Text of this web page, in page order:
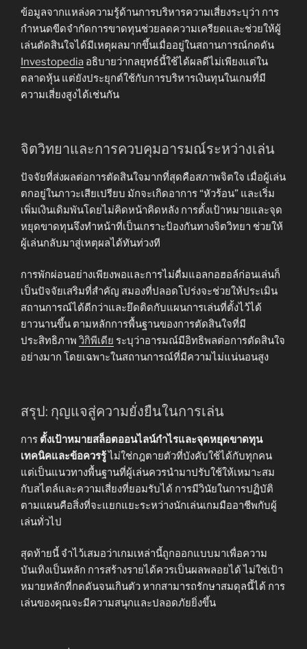
ข้อมูลจากแหล่งความรู้ด้านการบริหารความเสี่ยงระบุว่า การ
กำหนดขีดจำกัดการขาดทุนช่วยลดความเครียดและช่วยให้ผู้
เล่นตัดสินใจได้มีเหตุผลมากขึ้นเมื่ออยู่ในสถานการณ์กดดัน
Investopedia อธิบายว่ากลยุทธ์นี้ใช้ได้ผลดีไม่เพียงแต่ใน
ตลาดหุ้น แต่ยังประยุกต์ใช้กับการบริหารเงินทุนในเกมที่มี
ความเสี่ยงสูงได้เช่นกัน
จิตวิทยาและการควบคุมอารมณ์ระหว่างเล่น
ปัจจัยที่ส่งผลต่อการตัดสินใจมากที่สุดคือสภาพจิตใจ เมื่อผู้เล่น
ตกอยู่ในภาวะเสียเปรียบ มักจะเกิดอาการ “หัวร้อน” และเริ่ม
เพิ่มเงินเดิมพันโดยไม่คิดหน้าคิดหลัง การตั้งเป้าหมายและจุด
หยุดขาดทุนจึงทำหน้าที่เป็นเกราะป้องกันทางจิตวิทยา ช่วยให้
ผู้เล่นกลับมาสู่เหตุผลได้ทันท่วงที
การพักผ่อนอย่างเพียงพอและการไม่ดื่มแอลกอฮอล์ก่อนเล่นก็
เป็นปัจจัยเสริมที่สำคัญ สมองที่ปลอดโปร่งจะช่วยให้ประเมิน
สถานการณ์ได้ดีกว่าและยึดติดกับแผนการเล่นที่ตั้งไว้ได้
ยาวนานขึ้น ตามหลักการพื้นฐานของการตัดสินใจที่มี
ประสิทธิภาพ วิกิพีเดีย ระบุว่าอารมณ์มีอิทธิพลต่อการตัดสินใจ
อย่างมาก โดยเฉพาะในสถานการณ์ที่มีความไม่แน่นอนสูง
สรุป: กุญแจสู่ความยั่งยืนในการเล่น
การ ตั้งเป้าหมายสล็อตออนไลน์กำไรและจุดหยุดขาดทุน
เทคนิคและข้อควรรู้ไม่ใช่กฎตายตัวที่บังคับใช้ได้กับทุกคน
แต่เป็นแนวทางพื้นฐานที่ผู้เล่นควรนำมาปรับใช้ให้เหมาะสม
กับสไตล์และความเสี่ยงที่ยอมรับได้ การมีวินัยในการปฏิบัติ
ตามแผนคือสิ่งที่จะแยกแยะระหว่างนักเล่นเกมมืออาชีพกับผู้
เล่นทั่วไป
สุดท้ายนี้ จำไว้เสมอว่าเกมเหล่านี้ถูกออกแบบมาเพื่อความ
บันเทิงเป็นหลัก การสร้างรายได้ควรเป็นผลพลอยได้ ไม่ใช่เป้า
หมายหลักที่กดดันจนเกินตัว หากสามารถรักษาสมดุลนี้ได้ การ
เล่นของคุณจะมีความสนุกและปลอดภัยยิ่งขึ้น